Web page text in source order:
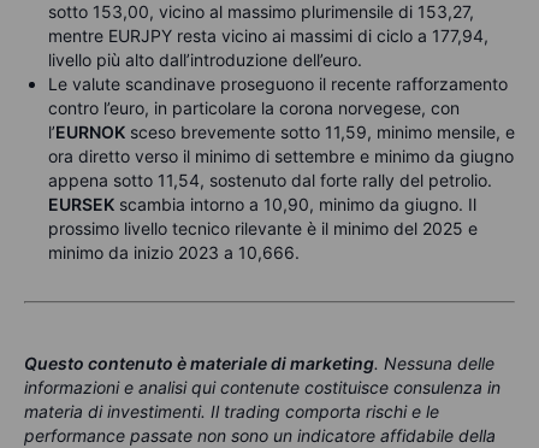
sotto 153,00, vicino al massimo plurimensile di 153,27,
mentre EURJPY resta vicino ai massimi di ciclo a 177,94,
livello più alto dall’introduzione dell’euro.
Le valute scandinave proseguono il recente rafforzamento
contro l’euro, in particolare la corona norvegese, con
l’EURNOK sceso brevemente sotto 11,59, minimo mensile, e
ora diretto verso il minimo di settembre e minimo da giugno
appena sotto 11,54, sostenuto dal forte rally del petrolio.
EURSEK scambia intorno a 10,90, minimo da giugno. Il
prossimo livello tecnico rilevante è il minimo del 2025 e
minimo da inizio 2023 a 10,666.
Questo contenuto è materiale di marketing. Nessuna delle
informazioni e analisi qui contenute costituisce consulenza in
materia di investimenti. Il trading comporta rischi e le
performance passate non sono un indicatore affidabile della